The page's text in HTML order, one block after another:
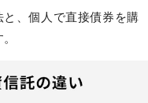
、個人で直接債券を購